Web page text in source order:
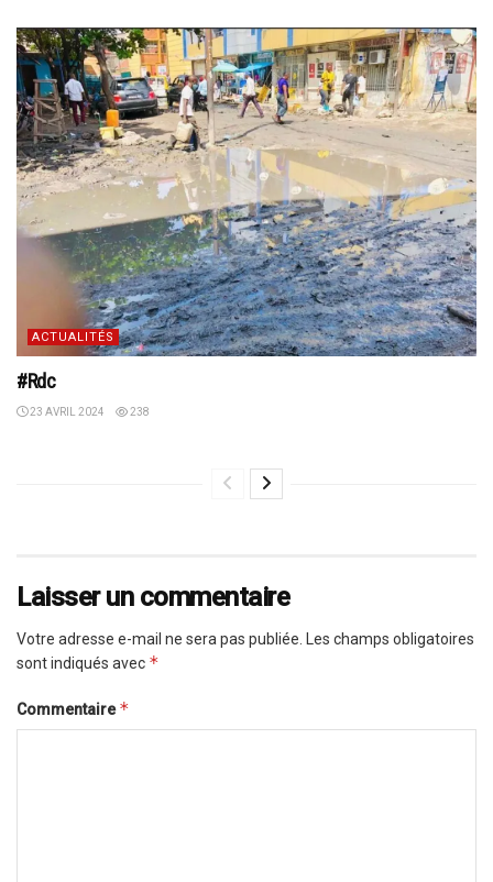
ACTUALITÉS
#Rdc
23 AVRIL 2024 238
Laisser un commentaire
Votre adresse e-mail ne sera pas publiée. Les champs obligatoires
sont indiqués avec *
Commentaire*